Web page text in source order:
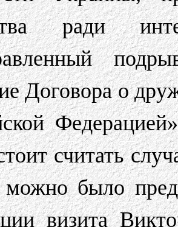
ради
Договора о
считать
было
визита